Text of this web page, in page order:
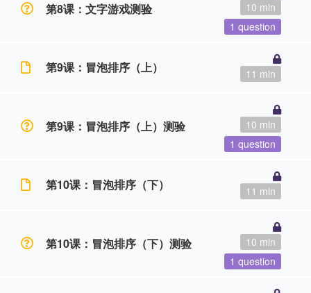
第8课：文字游戏测验
1 question
10 min
第9课：冒泡排序（上） 11 min
第9课：冒泡排序（上）测验
1 question
10 min
第10课：冒泡排序（下） 11 min
第10课：冒泡排序（下）测验
1 question
10 min